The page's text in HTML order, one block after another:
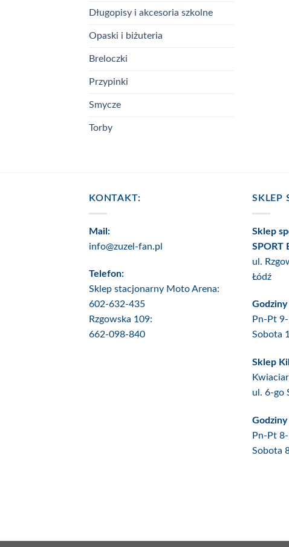
Długopisy i akcesoria szkolne
Opaski i biżuteria
Breloczki
Przypinki
Smycze
Torby
KONTAKT:
Mail:
info@zuzel-fan.pl
Telefon:
Sklep stacjonarny Moto Arena:
602-632-435
Rzgowska 109:
662-098-840
SKLEP
Sklep
SPORT
ul.
Łódź
Pn-Pt
Sobota
Sklep
ul. 6-go
Pn-Pt
Sobota